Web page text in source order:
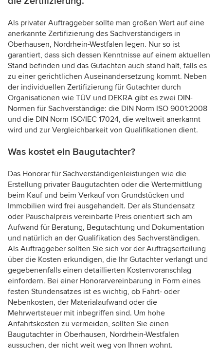
Als privater Auftraggeber sollte man großen Wert auf eine
anerkannte Zertifizierung des Sachverständigers in
Oberhausen, Nordrhein-Westfalen legen. Nur so ist
garantiert, dass sich dessen Kenntnisse auf einem aktuellen
Stand befinden und das Gutachten auch stand hält, falls es
zu einer gerichtlichen Auseinandersetzung kommt. Neben
der individuellen Zertifizierung für Gutachter durch
Organisationen wie TÜV und DEKRA gibt es zwei DIN-
Normen für Sachverständige: die DIN Norm ISO 9001:2008
und die DIN Norm ISO/IEC 17024, die weltweit anerkannt
wird und zur Vergleichbarkeit von Qualifikationen dient.
Was kostet ein Baugutachter?
Das Honorar für Sachverständigenleistungen wie die
Erstellung privater Baugutachten oder die Wertermittlung
beim Kauf und beim Verkauf von Grundstücken und
Immobilien wird frei ausgehandelt. Der als Stundensatz
oder Pauschalpreis vereinbarte Preis orientiert sich am
Aufwand für Beratung, Begutachtung und Dokumentation
und natürlich an der Qualifikation des Sachverständigen.
Als Auftraggeber sollten Sie sich vor der Auftragserteilung
über die Kosten erkundigen, die Ihr Gutachter verlangt und
gegebenenfalls einen detaillierten Kostenvoranschlag
einfordern. Bei einer Honorarvereinbarung in Form eines
festen Stundensatzes ist es wichtig, ob Fahrt- oder
Nebenkosten, der Materialaufwand oder die
Mehrwertsteuer mit inbegriffen sind. Um hohe
Anfahrtskosten zu vermeiden, sollten Sie einen
Baugutachter in Oberhausen, Nordrhein-Westfalen
aussuchen, der nicht weit weg von Ihnen wohnt.